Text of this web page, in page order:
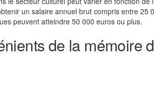
un salaire annuel brut compris entre 25
peuvent atteindre 50 000 euros ou plus.
de la mémoire